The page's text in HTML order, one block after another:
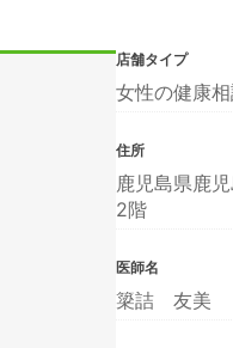
店舗タイプ
女性の健康
住所
鹿児島県鹿
2階
医師名
簗詰 友美